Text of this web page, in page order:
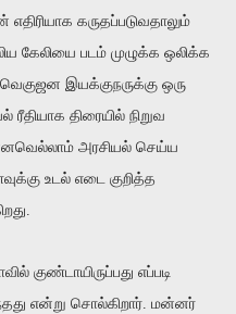
கருதப்படுவதாலும்
கேலியை படம் முழுக்க ஒலிக்க
இயக்குநருக்கு ஒரு
திரையில் நிறுவ
அரசியல் செய்ய
உடல் எடை குறித்த
குண்டாயிருப்பது எப்படி
என்று சொல்கிறார். மன்னர்